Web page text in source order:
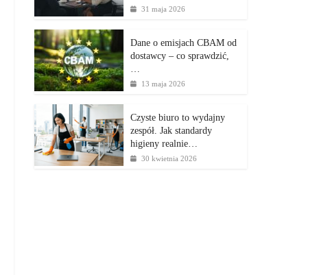
31 maja 2026
Dane o emisjach CBAM od
dostawcy – co sprawdzić,
13 maja 2026
Czyste biuro to wydajny
zespół. Jak standardy
higieny realnie…
30 kwietnia 2026